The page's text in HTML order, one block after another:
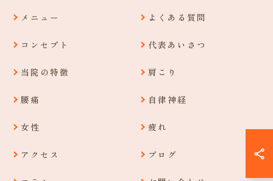
メニュー よくある質問
コンセプト 代表あいさつ
当院の特徴 肩こり
腰痛 自律神経
女性 疲れ
アクセス ブログ